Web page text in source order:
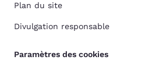
Plan du site
Divulgation responsable
Paramètres des cookies